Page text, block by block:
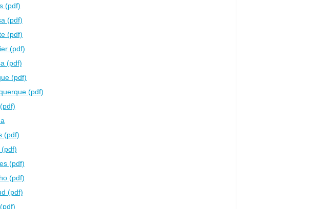
(pdf)
(pdf)
(pdf)
(pdf)
(pdf)
(pdf)
(pdf)
(pdf)
(pdf)
(pdf)
(pdf)
(pdf)